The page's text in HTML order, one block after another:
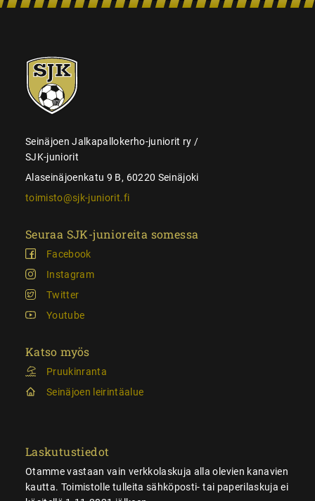
SJK-
juniorit
Seinäjoen Jalkapallokerho-juniorit ry /
SJK-juniorit
Alaseinäjoenkatu 9 B, 60220 Seinäjoki
toimisto@sjk-juniorit.fi
Seuraa SJK-junioreita somessa
Facebook
Instagram
Twitter
Youtube
Katso myös
Pruukinranta
Seinäjoen leirintäalue
Laskutustiedot
Otamme vastaan vain verkkolaskuja alla olevien kanavien
kautta. Toimistolle tulleita sähköposti- tai paperilaskuja ei